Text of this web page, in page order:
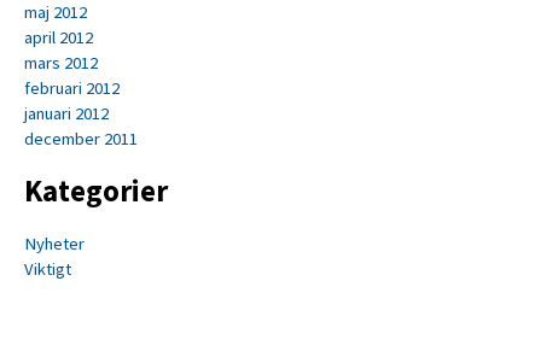
maj 2012
april 2012
mars 2012
februari 2012
januari 2012
december 2011
Kategorier
Nyheter
Viktigt